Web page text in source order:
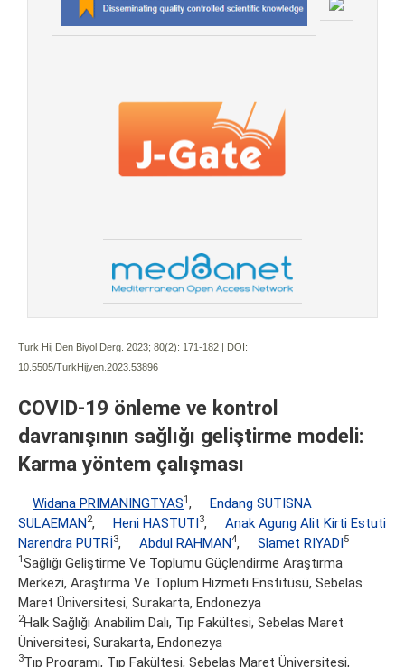
Turk Hij Den Biyol Derg. 2023; 80(2): 171-182 | DOI:
10.5505/TurkHijyen.2023.53896
COVID-19 önleme ve kontrol
davranışının sağlığı geliştirme modeli:
Karma yöntem çalışması
Widana PRIMANINGTYAS1,
Endang SUTISNA
SULAEMAN2, Heni HASTUTI3,
Anak Agung Alit Kirti Estuti
Narendra PUTRİ3, Abdul RAHMAN4, Slamet RIYADI5
1Sağlığı Geliştirme Ve Toplumu Güçlendirme Araştırma
Merkezi, Araştırma Ve Toplum Hizmeti Enstitüsü, Sebelas
Maret Üniversitesi, Surakarta, Endonezya
2Halk Sağlığı Anabilim Dalı, Tıp Fakültesi, Sebelas Maret
Üniversitesi, Surakarta, Endonezya
3Tıp Programı, Tıp Fakültesi, Sebelas Maret Üniversitesi,